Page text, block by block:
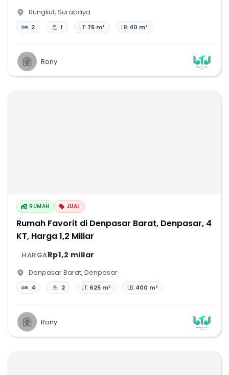
Rungkut, Surabaya
2 1 LT: 75 m² LB: 40 m²
Rony
RUMAH JUAL
Rumah Favorit di Denpasar Barat, Denpasar, 4
KT, Harga 1,2 Miliar
HARGARp1,2 miliar
Denpasar Barat, Denpasar
4 2 LT: 625 m² LB: 400 m²
Rony